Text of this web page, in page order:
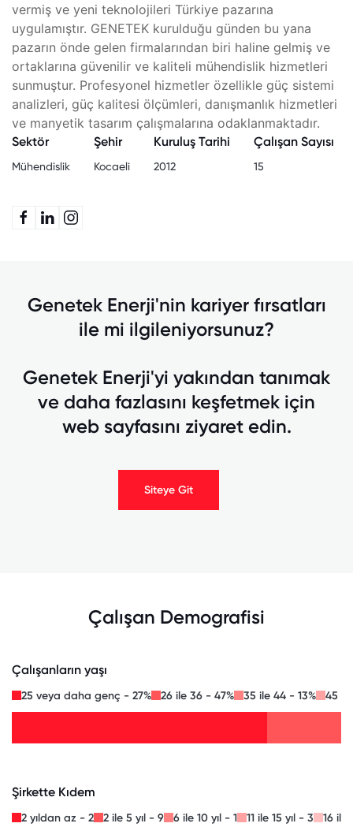
vermiş ve yeni teknolojileri Türkiye pazarına
uygulamıştır. GENETEK kurulduğu günden bu yana
pazarın önde gelen firmalarından biri haline gelmiş ve
ortaklarına güvenilir ve kaliteli mühendislik hizmetleri
sunmuştur. Profesyonel hizmetler özellikle güç sistemi
analizleri, güç kalitesi ölçümleri, danışmanlık hizmetleri
ve manyetik tasarım çalışmalarına odaklanmaktadır.
Sektör
Mühendislik
Şehir
Kocaeli
Kuruluş Tarihi
2012
Çalışan Sayısı
15
Genetek Enerji'nin kariyer fırsatları
ile mi ilgileniyorsunuz?
Genetek Enerji'yi yakından tanımak
ve daha fazlasını keşfetmek için
web sayfasını ziyaret edin.
Siteye Git
Çalışan Demografisi
Çalışanların yaşı
25 veya daha genç - 27% 26 ile 36 - 47% 35 ile 44 - 13% 45
Şirkette Kıdem
2 yıldan az - 2 2 ile 5 yıl - 9 6 ile 10 yıl - 1 11 ile 15 yıl - 3 16 ile